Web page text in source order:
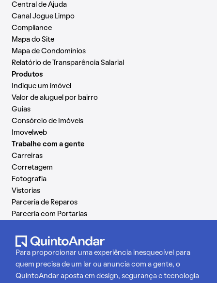
Central de Ajuda
Canal Jogue Limpo
Compliance
Mapa do Site
Mapa de Condomínios
Relatório de Transparência Salarial
Produtos
Indique um imóvel
Valor de aluguel por bairro
Guias
Consórcio de Imóveis
Imovelweb
Trabalhe com a gente
Carreiras
Corretagem
Fotografia
Vistorias
Parceria de Reparos
Parceria com Portarias
Para proporcionar uma experiência inesquecível para
quem precisa de um lar ou anuncia com a gente, o
QuintoAndar aposta em design, segurança e tecnologia